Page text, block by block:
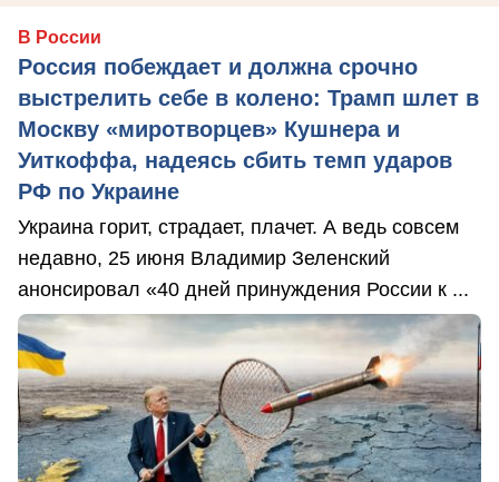
В России
Россия побеждает и должна срочно
выстрелить себе в колено: Трамп шлет в
Москву «миротворцев» Кушнера и
Уиткоффа, надеясь сбить темп ударов
РФ по Украине
Украина горит, страдает, плачет. А ведь совсем
недавно, 25 июня Владимир Зеленский
анонсировал «40 дней принуждения России к ...